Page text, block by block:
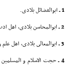
1 ـ ابوالفضائل بلادى.
2 ـ ابوالمحاسن بلادى، اهل ادب، شعر و معرفت بوده
3 ـ ابوالمعالى بلادى، اهل
4 ـ